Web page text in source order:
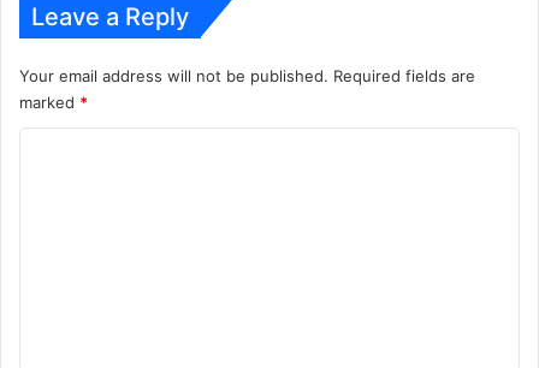
Leave a Reply
Your email address will not be published. Required fields are
marked *